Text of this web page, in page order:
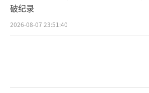
破纪录
2026-08-07 23:51:40